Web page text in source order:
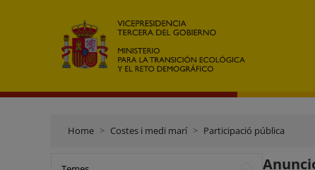
Home Costes i medi marí Participació pública